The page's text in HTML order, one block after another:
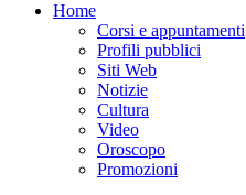
Home
Corsi e appuntamenti
Profili pubblici
Siti Web
Notizie
Cultura
Video
Oroscopo
Promozioni